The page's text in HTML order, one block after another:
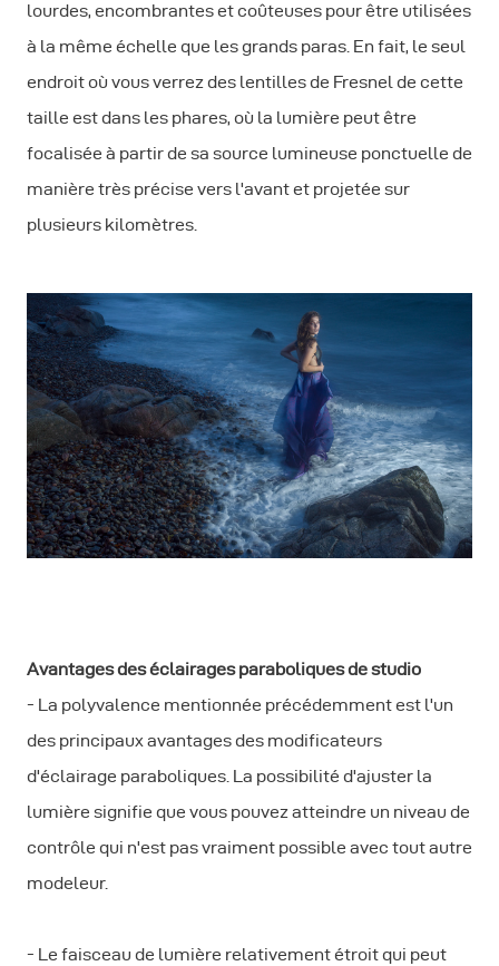
lourdes, encombrantes et coûteuses pour être utilisées
à la même échelle que les grands paras. En fait, le seul
endroit où vous verrez des lentilles de Fresnel de cette
taille est dans les phares, où la lumière peut être
focalisée à partir de sa source lumineuse ponctuelle de
manière très précise vers l'avant et projetée sur
plusieurs kilomètres.
Avantages des éclairages paraboliques de studio
- La polyvalence mentionnée précédemment est l'un
des principaux avantages des modificateurs
d'éclairage paraboliques. La possibilité d'ajuster la
lumière signifie que vous pouvez atteindre un niveau de
contrôle qui n'est pas vraiment possible avec tout autre
modeleur.
- Le faisceau de lumière relativement étroit qui peut